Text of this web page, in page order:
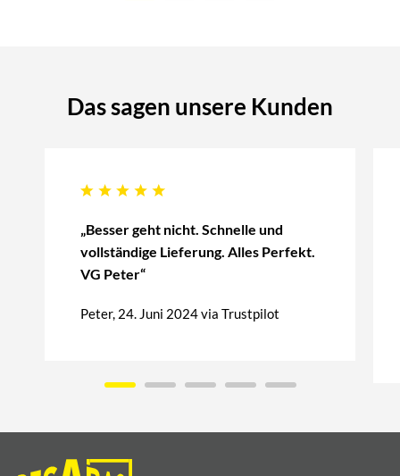
Das sagen unsere Kunden
„Besser geht nicht. Schnelle und
vollständige Lieferung. Alles Perfekt.
VG Peter“
Peter, 24. Juni 2024 via Trustpilot